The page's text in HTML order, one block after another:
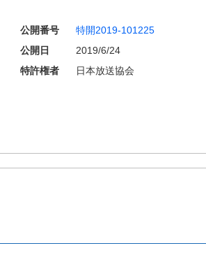
公開番号 特開2019-101225
公開日
2019/6/24
特許権者 日本放送協会